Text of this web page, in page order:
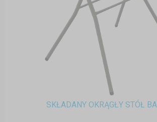
SKŁADANY OKRĄGŁY STÓŁ